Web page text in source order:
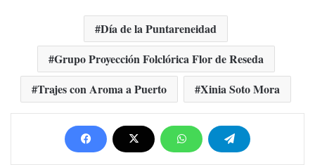
Día de la Puntareneidad
Grupo Proyección Folclórica Flor de Reseda
Trajes con Aroma a Puerto
Xinia Soto Mora